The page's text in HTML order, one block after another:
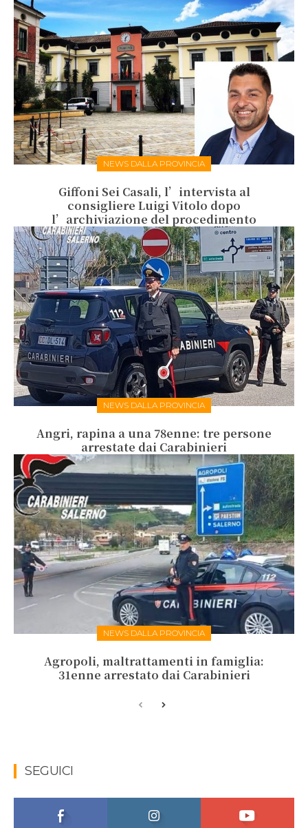
NEWS DALLA PROVINCIA
Giffoni Sei Casali, l’intervista al
consigliere Luigi Vitolo dopo
l’archiviazione del procedimento
NEWS DALLA PROVINCIA
Angri, rapina a una 78enne: tre persone
arrestate dai Carabinieri
NEWS DALLA PROVINCIA
Agropoli, maltrattamenti in famiglia:
31enne arrestato dai Carabinieri
SEGUICI